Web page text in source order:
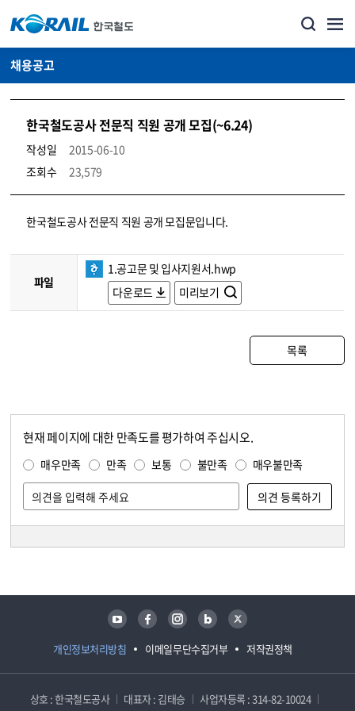
채용공고
한국철도공사 전문직 직원 공개 모집(~6.24)
작성일
2015-06-10
조회수
23,579
코레일소개_경영공시_채용공고 상세보기 – 내용, 파일, 담당자 연락처로 구성
한국철도공사 전문직 직원 공개 모집문입니다.
파일
1.공고문 및 입사지원서.hwp
다운로드
미리보기
목록
현재 페이지에 대한 만족도를 평가하여 주십시오.
매우만족 만족 보통 불만족 매우불만족
개인정보처리방침 이메일무단수집거부 저작권정책
유튜브 페이스북 인스타그램 블로그 트위터
상호 : 한국철도공사 대표자 : 김태승
사업자등록 : 314-82-10024